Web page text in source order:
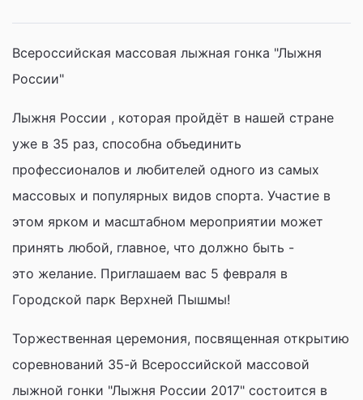
Всероссийская массовая лыжная гонка "Лыжня
России"
Лыжня России , которая пройдёт в нашей стране
уже в 35 раз, способна объединить
профессионалов и любителей одного из самых
массовых и популярных видов спорта. Участие в
этом ярком и масштабном мероприятии может
принять любой, главное, что должно быть -
это желание. Приглашаем вас 5 февраля в
Городской парк Верхней Пышмы!
Торжественная церемония, посвященная открытию
соревнований 35-й Всероссийской массовой
лыжной гонки "Лыжня России 2017" состоится в